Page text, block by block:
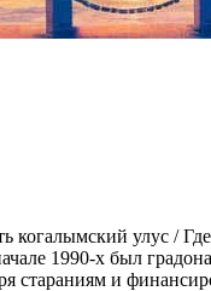
улус /
1990-х был
стараниям и